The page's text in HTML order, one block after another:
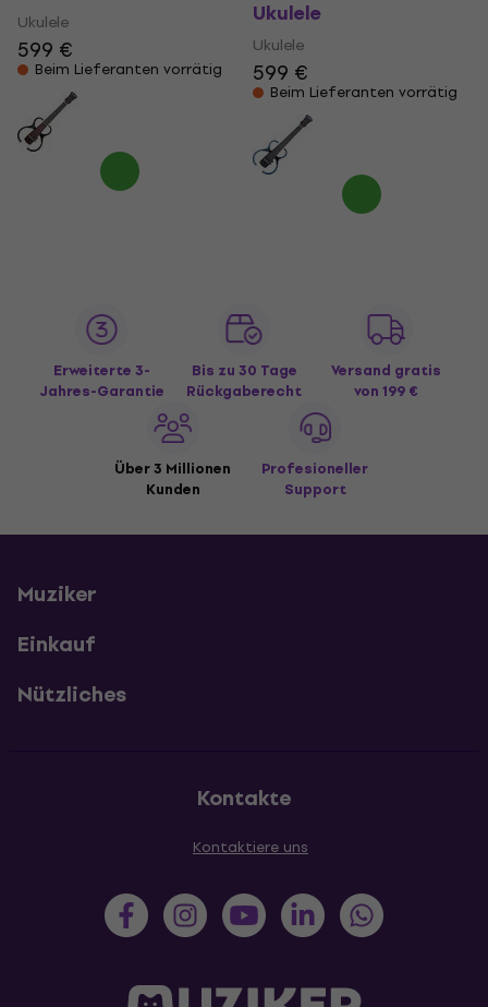
Ukulele
599 €
Beim Lieferanten vorrätig
Ukulele
Ukulele
599 €
Beim Lieferanten vorrätig
Erweiterte 3-
Jahres-Garantie
Bis zu 30 Tage
Rückgaberecht
Versand gratis
von 199 €
Über 3 Millionen
Kunden
Profesioneller
Support
Muziker
Einkauf
Nützliches
Kontakte
Kontaktiere uns